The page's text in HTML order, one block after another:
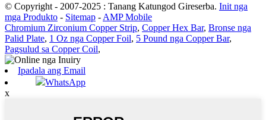
© Copyright - 2007-2025 : Tanang Katungod Gireserba. Init nga
mga Produkto - Sitemap - AMP Mobile
Chromium Zirconium Copper Strip, Copper Hex Bar, Bronse nga
Palid Plate, 1 Oz nga Copper Foil, 5 Pound nga Copper Bar,
Pagsulud sa Copper Coil,
Ipadala ang Email
WhatsApp
x